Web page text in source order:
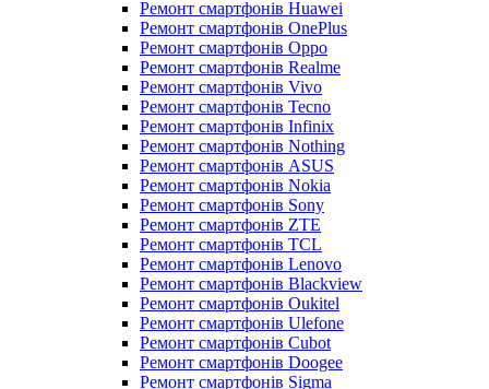
Ремонт смартфонів Huawei
Ремонт смартфонів OnePlus
Ремонт смартфонів Oppo
Ремонт смартфонів Realme
Ремонт смартфонів Vivo
Ремонт смартфонів Tecno
Ремонт смартфонів Infinix
Ремонт смартфонів Nothing
Ремонт смартфонів ASUS
Ремонт смартфонів Nokia
Ремонт смартфонів Sony
Ремонт смартфонів ZTE
Ремонт смартфонів TCL
Ремонт смартфонів Lenovo
Ремонт смартфонів Blackview
Ремонт смартфонів Oukitel
Ремонт смартфонів Ulefone
Ремонт смартфонів Cubot
Ремонт смартфонів Doogee
Ремонт смартфонів Sigma